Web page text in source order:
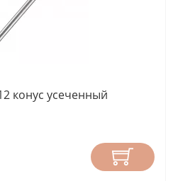
конус усеченный